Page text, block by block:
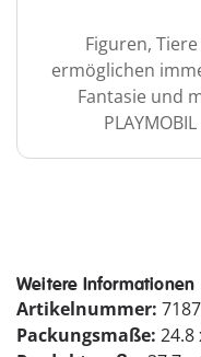
Figuren,
ermöglichen
Fantasie und
Weitere Informationen
Artikelnummer:
Packungsmaße: 24.8